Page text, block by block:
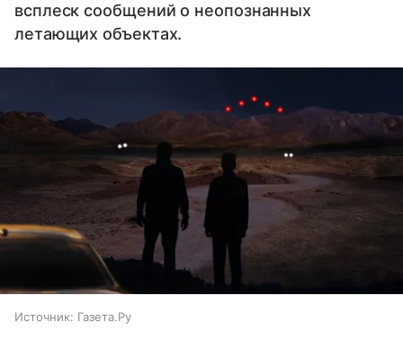
всплеск сообщений о неопознанных
летающих объектах.
Источник: Газета.Ру